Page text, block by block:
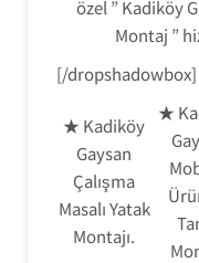
özel ” Kadiköy
Montaj ”
[/dropshadowbox]
★ Kadiköy
Gaysan
Çalışma
Masalı Yatak
Montajı.
★